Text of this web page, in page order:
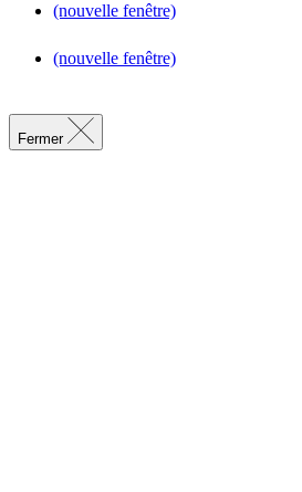
(nouvelle fenêtre)
(nouvelle fenêtre)
Fermer